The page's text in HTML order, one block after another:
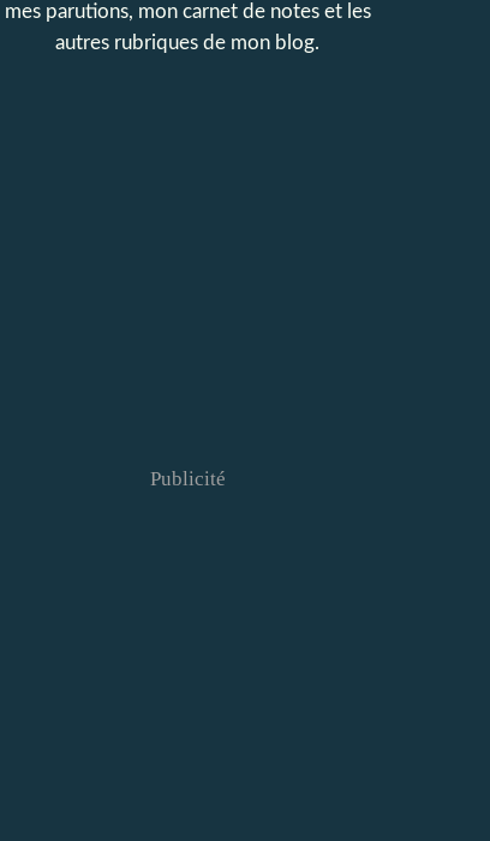
mes parutions, mon carnet de notes et les
autres rubriques de mon blog.
Publicité